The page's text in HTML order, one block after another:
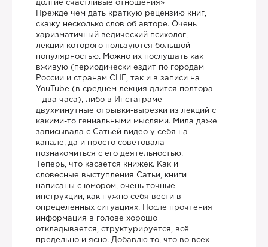
долгие счастливые отношения»
Прежде чем дать краткую рецензию книг,
скажу несколько слов об авторе. Очень
харизматичный ведический психолог,
лекции которого пользуются большой
популярностью. Можно их послушать как
вживую (периодически ездит по городам
России и странам СНГ, так и в записи на
YouTube (в среднем лекция длится полтора
– два часа), либо в Инстаграме —
двухминутные отрывки-вырезки из лекций с
какими-то гениальными мыслями. Мила даже
записывала с Сатьей видео у себя на
канале, да и просто советовала
познакомиться с его деятельностью.
Теперь, что касается книжек. Как и
словесные выступления Сатьи, книги
написаны с юмором, очень точные
инструкции, как нужно себя вести в
определенных ситуациях. После прочтения
информация в голове хорошо
откладывается, структурируется, всё
предельно и ясно. Добавлю то, что во всех